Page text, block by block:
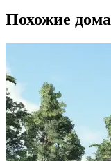
Похожие дома